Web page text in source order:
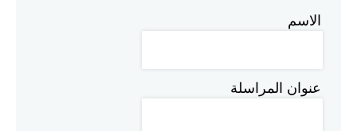
الاسم
عنوان المراسلة